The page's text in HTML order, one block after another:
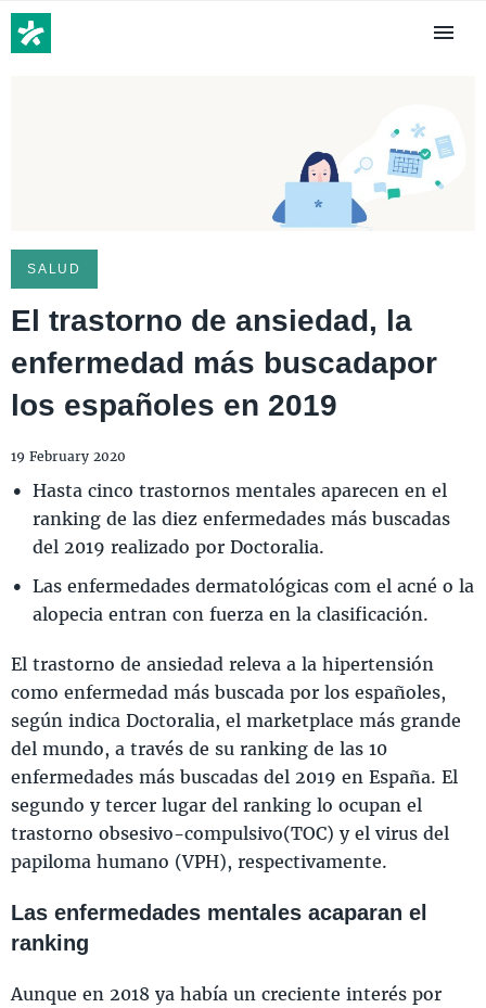
SALUD
El trastorno de ansiedad, la
enfermedad más buscadapor
los españoles en 2019
19 February 2020
Hasta cinco trastornos mentales aparecen en el
ranking de las diez enfermedades más buscadas
del 2019 realizado por Doctoralia.
Las enfermedades dermatológicas com el acné o la
alopecia entran con fuerza en la clasificación.
El trastorno de ansiedad releva a la hipertensión
como enfermedad más buscada por los españoles,
según indica Doctoralia, el marketplace más grande
del mundo, a través de su ranking de las 10
enfermedades más buscadas del 2019 en España. El
segundo y tercer lugar del ranking lo ocupan el
trastorno obsesivo-compulsivo(TOC) y el virus del
papiloma humano (VPH), respectivamente.
Las enfermedades mentales acaparan el
ranking
Aunque en 2018 ya había un creciente interés por